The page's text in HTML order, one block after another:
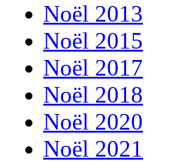
Noël 2013
Noël 2015
Noël 2017
Noël 2018
Noël 2020
Noël 2021